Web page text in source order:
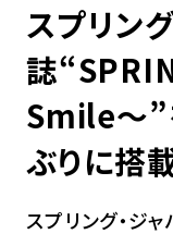
スプリン
誌
Smile～”
ぶりに搭
スプリング・ジ